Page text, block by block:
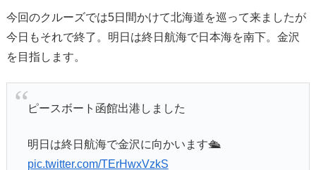
今回のクルーズでは5日間かけて北海道を巡って来ましたが
今日もそれで終了。明日は終日航海で日本海を南下。金沢
を目指します。
ピースボート函館出港しました
明日は終日航海で金沢に向かいます🛳️
pic.twitter.com/TErHwxVzkS